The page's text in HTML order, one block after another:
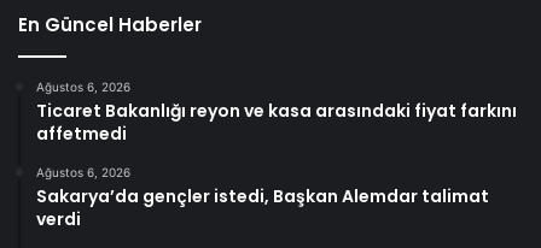
En Güncel Haberler
Ağustos 6, 2026
Ticaret Bakanlığı reyon ve kasa arasındaki fiyat farkını
affetmedi
Ağustos 6, 2026
Sakarya’da gençler istedi, Başkan Alemdar talimat
verdi